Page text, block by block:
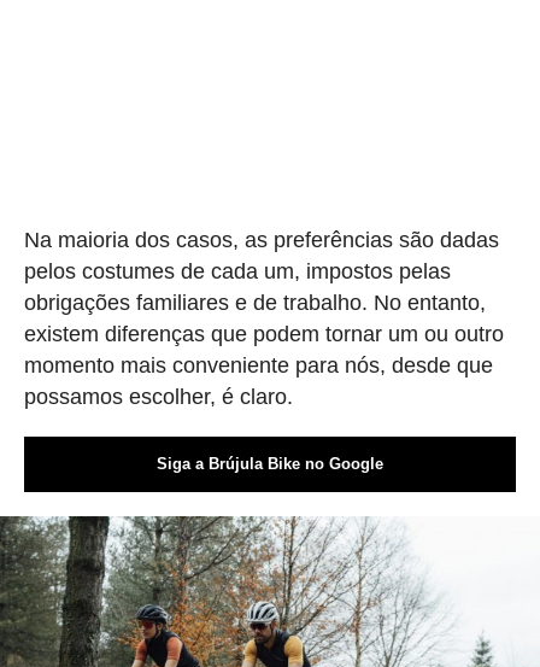
Na maioria dos casos, as preferências são dadas
pelos costumes de cada um, impostos pelas
obrigações familiares e de trabalho. No entanto,
existem diferenças que podem tornar um ou outro
momento mais conveniente para nós, desde que
possamos escolher, é claro.
Siga a Brújula Bike no Google